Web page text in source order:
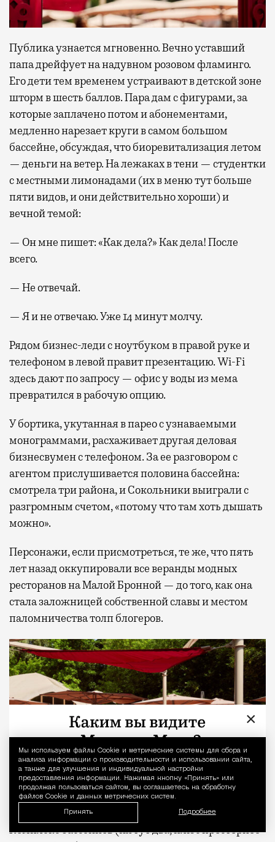
Уведомление
Мы используем файлы Сookie и метрические системы для сбора и
анализа информации о производительности и использовании сайта,
а также для улучшения и индивидуальной настройки
предоставления информации. Нажимая кнопку «Принять» или
продолжая пользоваться сайтом, вы соглашаетесь на обработку
файлов Cookie и данных метрических систем.
Принять Подробнее
Публика узнается мгновенно. Вечно уставший
папа дрейфует на надувном розовом фламинго.
Его дети тем временем устраивают в детской зоне
шторм в шесть баллов. Пара дам с фигурами, за
которые заплачено потом и абонементами,
медленно нарезает круги в самом большом
бассейне, обсуждая, что биоревитализация летом
— деньги на ветер. На лежаках в тени — студентки
с местными лимонадами (их в меню тут больше
пяти видов, и они действительно хороши) и
вечной темой:
— Он мне пишет: «Как дела?» Как дела! После
всего.
— Не отвечай.
— Я и не отвечаю. Уже 14 минут молчу.
Рядом бизнес-леди с ноутбуком в правой руке и
телефоном в левой правит презентацию. Wi-Fi
здесь дают по запросу — офис у воды из мема
превратился в рабочую опцию.
У бортика, укутанная в парео с узнаваемыми
монограммами, расхаживает другая деловая
бизнесвумен с телефоном. За ее разговором с
агентом прислушивается половина бассейна:
смотрела три района, и Сокольники выиграли с
разгромным счетом, «потому что там хоть дышать
можно».
Персонажи, если присмотреться, те же, что пять
лет назад оккупировали все веранды модных
ресторанов на Малой Бронной — до того, как она
стала заложницей собственной славы и местом
паломничества толп блогеров.
Комплекс бассейнов (их тут два, плюс просторное
×